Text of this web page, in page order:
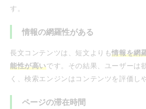
す。
情報の網羅性がある
長文コンテンツは、短文よりも情報を網
能性が高いです。その結果、ユーザーは
く、検索エンジンはコンテンツを評価し
ページの滞在時間